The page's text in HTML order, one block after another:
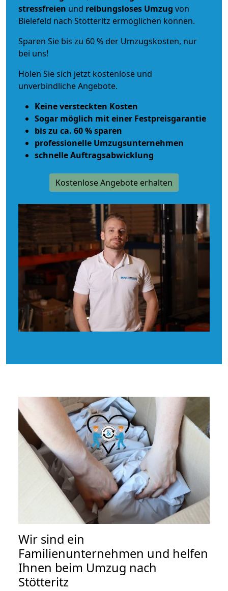
stressfreien und reibungsloses Umzug von
Bielefeld nach Stötteritz ermöglichen können.
Sparen Sie bis zu 60 % der Umzugskosten, nur
bei uns!
Holen Sie sich jetzt kostenlose und
unverbindliche Angebote.
Keine versteckten Kosten
Sogar möglich mit einer Festpreisgarantie
bis zu ca. 60 % sparen
professionelle Umzugsunternehmen
schnelle Auftragsabwicklung
Kostenlose Angebote erhalten
Wir sind ein
Familienunternehmen und helfen
Ihnen beim Umzug nach
Stötteritz